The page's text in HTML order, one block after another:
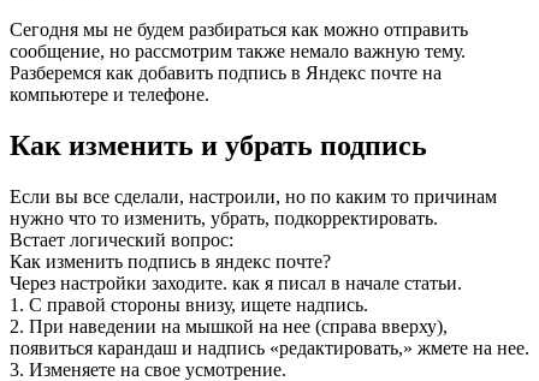
Сегодня мы не будем разбираться как можно отправить
сообщение, но рассмотрим также немало важную тему.
Разберемся как добавить подпись в Яндекс почте на
компьютере и телефоне.
Как изменить и убрать подпись
Если вы все сделали, настроили, но по каким то причинам
нужно что то изменить, убрать, подкорректировать.
Встает логический вопрос:
Как изменить подпись в яндекс почте?
Через настройки заходите. как я писал в начале статьи.
1. С правой стороны внизу, ищете надпись.
2. При наведении на мышкой на нее (справа вверху),
появиться карандаш и надпись «редактировать,» жмете на нее.
3. Изменяете на свое усмотрение.